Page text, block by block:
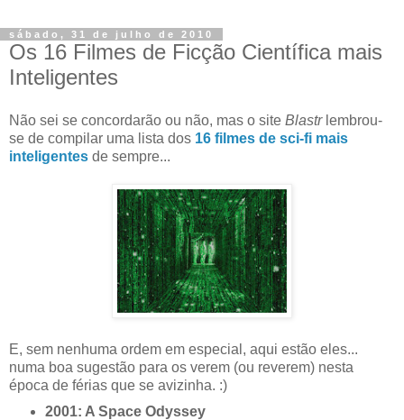
sábado, 31 de julho de 2010
Os 16 Filmes de Ficção Científica mais
Inteligentes
Não sei se concordarão ou não, mas o site Blastr lembrou-
se de compilar uma lista dos 16 filmes de sci-fi mais
inteligentes de sempre...
E, sem nenhuma ordem em especial, aqui estão eles...
numa boa sugestão para os verem (ou reverem) nesta
época de férias que se avizinha. :)
2001: A Space Odyssey